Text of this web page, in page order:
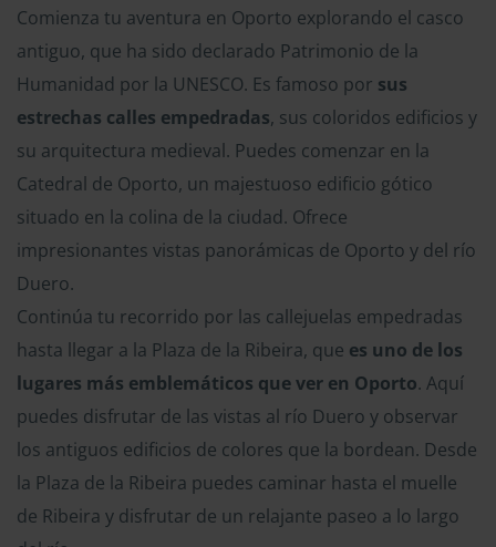
Comienza tu aventura en Oporto explorando el casco
antiguo, que ha sido declarado Patrimonio de la
Humanidad por la UNESCO. Es famoso por sus
estrechas calles empedradas, sus coloridos edificios y
su arquitectura medieval. Puedes comenzar en la
Catedral de Oporto, un majestuoso edificio gótico
situado en la colina de la ciudad. Ofrece
impresionantes vistas panorámicas de Oporto y del río
Duero.
Continúa tu recorrido por las callejuelas empedradas
hasta llegar a la Plaza de la Ribeira, que es uno de los
lugares más emblemáticos que ver en Oporto. Aquí
puedes disfrutar de las vistas al río Duero y observar
los antiguos edificios de colores que la bordean. Desde
la Plaza de la Ribeira puedes caminar hasta el muelle
de Ribeira y disfrutar de un relajante paseo a lo largo